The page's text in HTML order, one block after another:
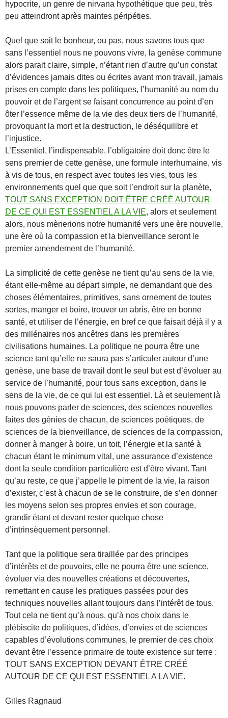
hypocrite, un genre de nirvana hypothétique que peu, très
peu atteindront après maintes péripéties.
Quel que soit le bonheur, ou pas, nous savons tous que
sans l’essentiel nous ne pouvons vivre, la genèse commune
alors parait claire, simple, n’étant rien d’autre qu’un constat
d’évidences jamais dites ou écrites avant mon travail, jamais
prises en compte dans les politiques, l’humanité au nom du
pouvoir et de l’argent se faisant concurrence au point d’en
ôter l’essence même de la vie des deux tiers de l’humanité,
provoquant la mort et la destruction, le déséquilibre et
l’injustice.
L’Essentiel, l’indispensable, l’obligatoire doit donc être le
sens premier de cette genèse, une formule interhumaine, vis
à vis de tous, en respect avec toutes les vies, tous les
environnements quel que que soit l’endroit sur la planète,
TOUT SANS EXCEPTION DOIT ÊTRE CRÉÉ AUTOUR
DE CE QUI EST ESSENTIEL A LA VIE, alors et seulement
alors, nous mènerions notre humanité vers une ère nouvelle,
une ère où la compassion et la bienveillance seront le
premier amendement de l’humanité.
La simplicité de cette genèse ne tient qu’au sens de la vie,
étant elle-même au départ simple, ne demandant que des
choses élémentaires, primitives, sans ornement de toutes
sortes, manger et boire, trouver un abris, être en bonne
santé, et utiliser de l’énergie, en bref ce que faisait déjà il y a
des millénaires nos ancêtres dans les premières
civilisations humaines. La politique ne pourra être une
science tant qu’elle ne saura pas s’articuler autour d’une
genèse, une base de travail dont le seul but est d’évoluer au
service de l’humanité, pour tous sans exception, dans le
sens de la vie, de ce qui lui est essentiel. Là et seulement là
nous pouvons parler de sciences, des sciences nouvelles
faites des génies de chacun, de sciences poétiques, de
sciences de la bienveillance, de sciences de la compassion,
donner à manger à boire, un toit, l’énergie et la santé à
chacun étant le minimum vital, une assurance d’existence
dont la seule condition particulière est d’être vivant. Tant
qu’au reste, ce que j’appelle le piment de la vie, la raison
d’exister, c’est à chacun de se le construire, de s’en donner
les moyens selon ses propres envies et son courage,
grandir étant et devant rester quelque chose
d’intrinsèquement personnel.
Tant que la politique sera tiraillée par des principes
d’intérêts et de pouvoirs, elle ne pourra être une science,
évoluer via des nouvelles créations et découvertes,
remettant en cause les pratiques passées pour des
techniques nouvelles allant toujours dans l’intérêt de tous.
Tout cela ne tient qu’à nous, qu’à nos choix dans le
plébiscite de politiques, d’idées, d’envies et de sciences
capables d’évolutions communes, le premier de ces choix
devant être l’essence primaire de toute existence sur terre :
TOUT SANS EXCEPTION DEVANT ÊTRE CRÉÉ
AUTOUR DE CE QUI EST ESSENTIEL A LA VIE.
Gilles Ragnaud